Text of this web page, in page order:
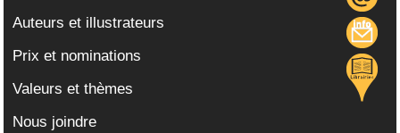
Auteurs et illustrateurs
Prix et nominations
Valeurs et thèmes
Nous joindre